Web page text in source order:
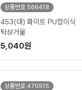
상품번호 566418
453(대) 화이트 PU접이식
탁상거울
5,040원
상품번호 470915